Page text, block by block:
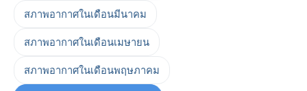
สภาพอากาศในเดือนมีนาคม
สภาพอากาศในเดือนเมษายน
สภาพอากาศในเดือนพฤษภาคม